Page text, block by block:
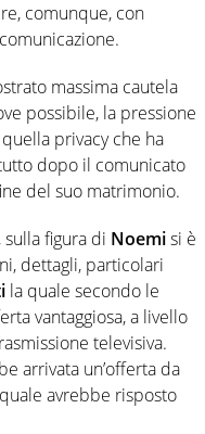
comunque, con
massima cautela
possibile, la pressione
privacy che ha
dopo il comunicato
del suo matrimonio.
figura di Noemisi è
dettagli, particolari
la quale secondo le
vantaggiosa, a livello
televisiva.
arrivata un’offerta da
avrebbe risposto